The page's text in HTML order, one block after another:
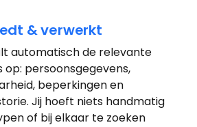
& verwerkt
automatisch de relevante
op: persoonsgegevens,
beperkingen en
Jij hoeft niets handmatig
of bij elkaar te zoeken